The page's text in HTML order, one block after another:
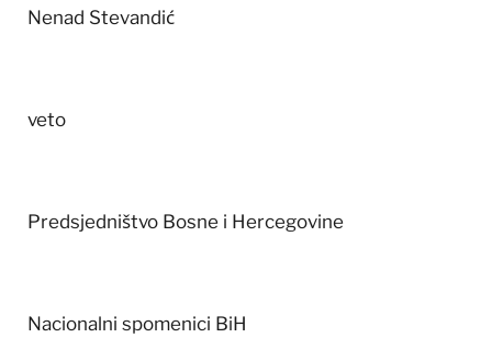
Nenad Stevandić
veto
Predsjedništvo Bosne i Hercegovine
Nacionalni spomenici BiH